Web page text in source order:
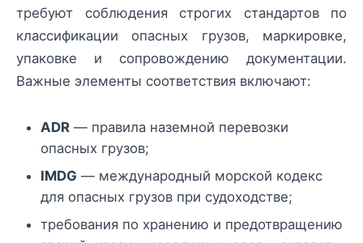
требуют соблюдения строгих стандартов по
классификации опасных грузов, маркировке,
упаковке и сопровождению документации.
Важные элементы соответствия включают:
ADR — правила наземной перевозки
опасных грузов;
IMDG — международный морской кодекс
для опасных грузов при судоходстве;
требования по хранению и предотвращению